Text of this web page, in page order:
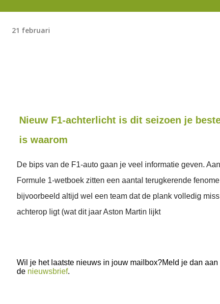
21 februari
Nieuw F1-achterlicht is dit seizoen je
is waarom
De bips van de F1-auto gaan je veel informatie geven.
Formule 1-wetboek zitten een aantal terugkerende
bijvoorbeeld altijd wel een team dat de plank volledig
achterop ligt (wat dit jaar Aston Martin lijkt
Wil je het laatste nieuws in jouw mailbox?Meld je dan aan
de nieuwsbrief.